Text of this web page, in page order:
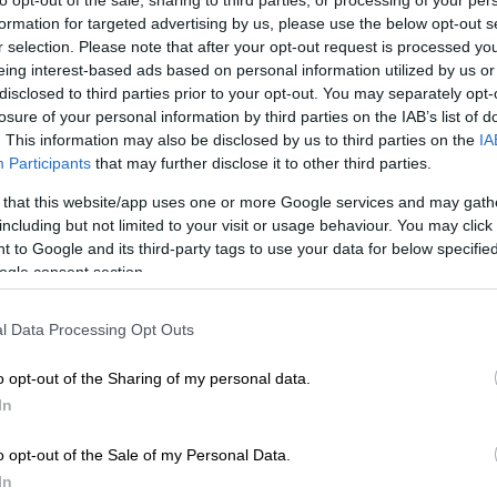
for targeted advertising by us, please use the below opt-out
selection. Please note that after your opt-out request is processed
interest-based ads based on personal information utilized by us
to third parties prior to your opt-out. You may separately
of your personal information by third parties on the IAB’s list of
This information may also be disclosed by us to third parties on the
Participants that may further disclose it to other third parties.
that this website/app uses one or more Google services and may
but not limited to your visit or usage behaviour. You may
to Google and its third-party tags to use your data for below
consent section.
Data Processing Opt Outs
opt-out of the Sharing of my personal data.
opt-out of the Sale of my Personal Data.
Lifestyle |22.10.2022 14:18
Το κρυπτογραφημένο test IQ που
θα σου προκαλέσει πονοκέφαλο!
Το κρυπτογραφημένο test IQ θα σου
προκαλέσει πονοκέφαλο, όμως,
μπορεί ν’ αποδειχθεί ότι δεν είναι
τόσο δύσκολο όσο φαίνεται εκ
πρώτης όψεως… #not!
18.09.2022 14:00
τις 4 ερωτήσεις, τότε ανήκεις στο